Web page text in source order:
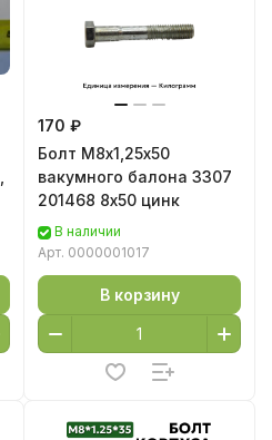
170 ₽
Болт М8х1,25х50
вакумного балона 3307
201468 8х50 цинк
В наличии
Арт. 0000001017
В корзину